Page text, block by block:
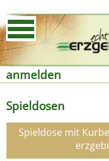
anmelden
Spieldosen
Spieldose mit